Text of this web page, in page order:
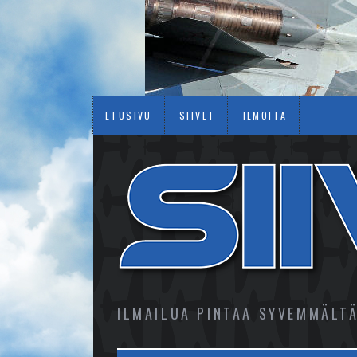
ETUSIVU SIIVET ILMOITA
ILMAILUA PINTAA